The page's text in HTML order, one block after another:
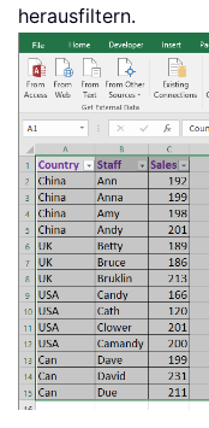
herausfiltern.